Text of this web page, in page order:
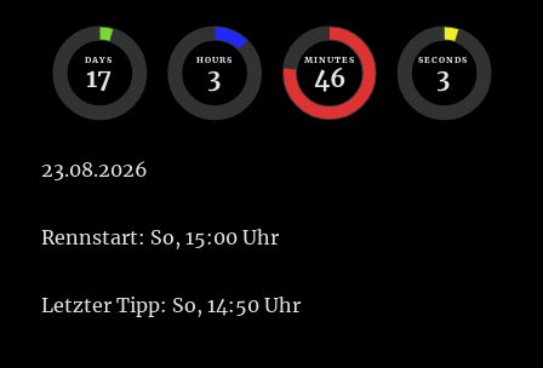
DAYS
17
HOURS
3
MINUTES
46
SECONDS
3
23.08.2026
Rennstart: So, 15:00 Uhr
Letzter Tipp: So, 14:50 Uhr